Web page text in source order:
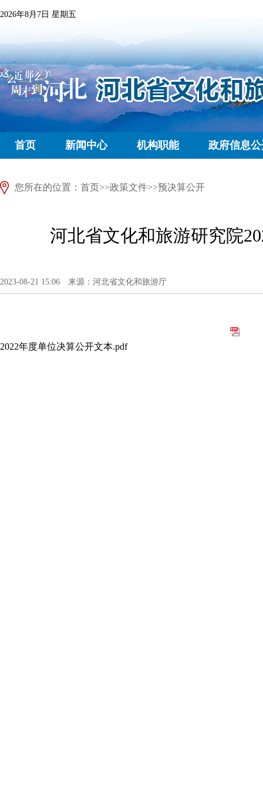
2026年8月7日 星期五
首页 新闻中心 机构职能 政府信息
您所在的位置： 首页>>政策文件>>预决算公开
河北省文化和旅游研究院
2023-08-21 15:06 来源：河北省文化和旅游厅
2022年度单位决算公开文本.pdf